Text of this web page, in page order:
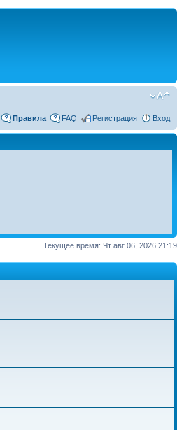
Правила FAQ Регистрация Вход
Текущее время: Чт авг 06, 2026 21:19